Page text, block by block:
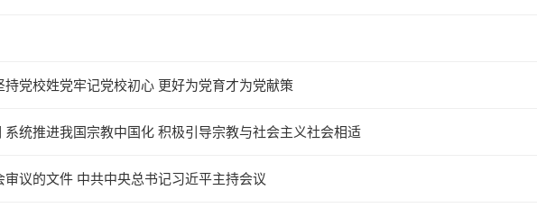
党校姓党牢记党校初心 更好为党育才为党献策
统推进我国宗教中国化 积极引导宗教与社会主义社会相适
议的文件 中共中央总书记习近平主持会议